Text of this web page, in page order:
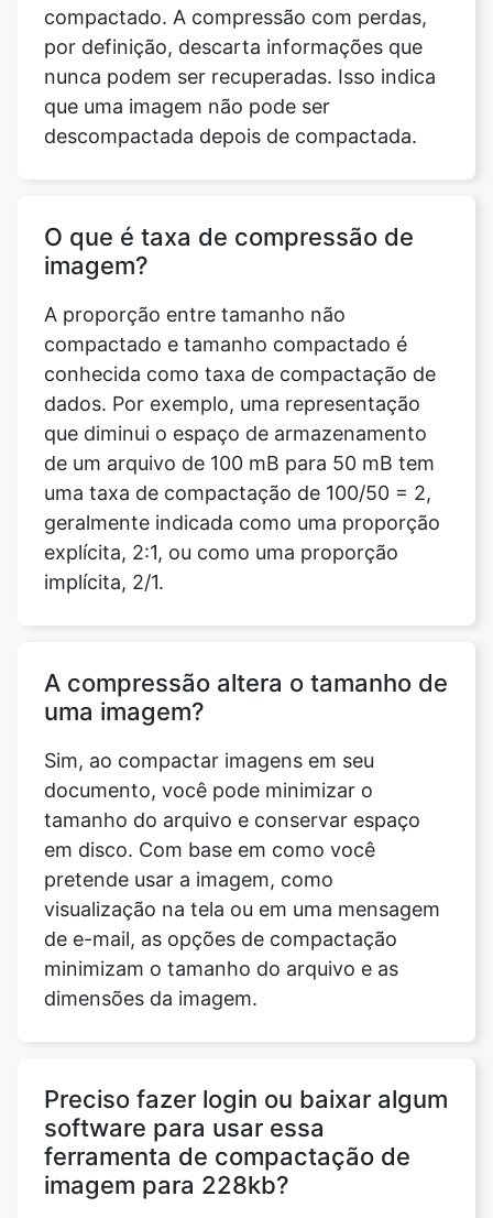
que uma imagem não pode ser
descompactada depois de compactada.
O que é taxa de compressão de
A proporção entre tamanho não
compactado e tamanho compactado é
conhecida como taxa de compactação de
dados. Por exemplo, uma representação
que diminui o espaço de armazenamento
de um arquivo de 100 mB para 50 mB tem
uma taxa de compactação de 100/50 = 2,
geralmente indicada como uma proporção
explícita, 2:1, ou como uma proporção
implícita, 2/1.
A compressão altera o tamanho de
Sim, ao compactar imagens em seu
documento, você pode minimizar o
tamanho do arquivo e conservar espaço
em disco. Com base em como você
pretende usar a imagem, como
visualização na tela ou em uma mensagem
de e-mail, as opções de compactação
minimizam o tamanho do arquivo e as
dimensões da imagem.
Preciso fazer login ou baixar algum
imagem para 228kb?
Não, nossa ferramenta de compactação de
imagem para 228kb está totalmente online
e não exige que você compartilhe suas